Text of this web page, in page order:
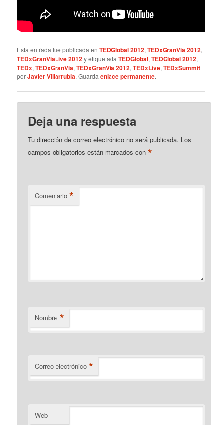
Esta entrada fue publicada enTEDGlobal 2012,TEDxGranVia 2012,
TEDxGranViaLive 2012y etiquetadaTEDGlobal,TEDGlobal 2012,
TEDx,TEDxGranVia,TEDxGranVia 2012,TEDxLive,TEDxSummit
porJavier Villarrubia. Guardaenlace permanente.
Deja una respuesta
Tu dirección de correo electrónico no será publicada. Los
campos obligatorios están marcados con*
Comentario *
Nombre *
Correo electrónico *
Web